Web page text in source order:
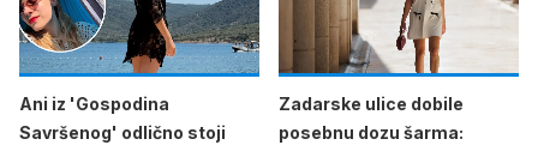
Ani iz 'Gospodina
Savršenog' odlično stoji
Zadarske ulice dobile
posebnu dozu šarma: